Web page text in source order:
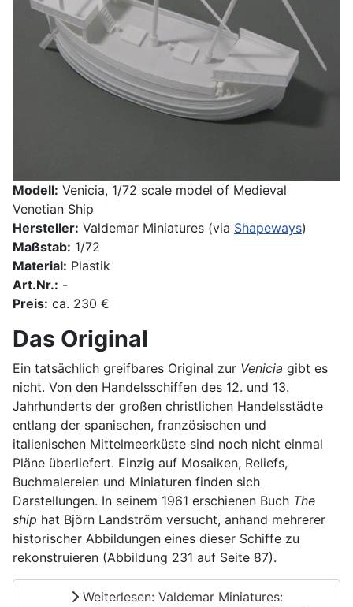
Modell: Venicia, 1/72 scale model of Medieval
Venetian Ship
Hersteller: Valdemar Miniatures (via Shapeways)
Maßstab: 1/72
Material: Plastik
Art.Nr.: -
Preis: ca. 230 €
Das Original
Ein tatsächlich greifbares Original zur Venicia gibt es
nicht. Von den Handelsschiffen des 12. und 13.
Jahrhunderts der großen christlichen Handelsstädte
entlang der spanischen, französischen und
italienischen Mittelmeerküste sind noch nicht einmal
Pläne überliefert. Einzig auf Mosaiken, Reliefs,
Buchmalereien und Miniaturen finden sich
Darstellungen. In seinem 1961 erschienen Buch The
ship hat Björn Landström versucht, anhand mehrerer
historischer Abbildungen eines dieser Schiffe zu
rekonstruieren (Abbildung 231 auf Seite 87).
Weiterlesen: Valdemar Miniatures: